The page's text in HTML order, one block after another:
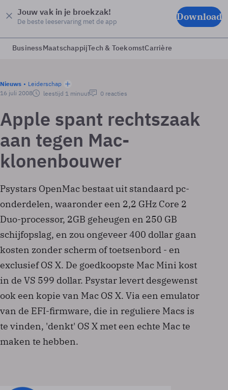
Jouw vak in je broekzak!
De beste leeservaring met de app Download
BusinessMaatschappijTech & ToekomstCarrière
Nieuws
Leiderschap
16 juli 2008
leestijd 1 minuut 0 reacties
Apple spant rechtszaak
aan tegen Mac-
klonenbouwer
Psystars OpenMac bestaat uit standaard pc-
onderdelen, waaronder een 2,2 GHz Core 2
Duo-processor, 2GB geheugen en 250 GB
schijfopslag, en zou ongeveer 400 dollar gaan
kosten zonder scherm of toetsenbord - en
exclusief OS X. De goedkoopste Mac Mini kost
in de VS 599 dollar. Psystar levert desgewenst
ook een kopie van Mac OS X. Via een emulator
van de EFI-firmware, die in reguliere Macs is
te vinden, 'denkt' OS X met een echte Mac te
maken te hebben.